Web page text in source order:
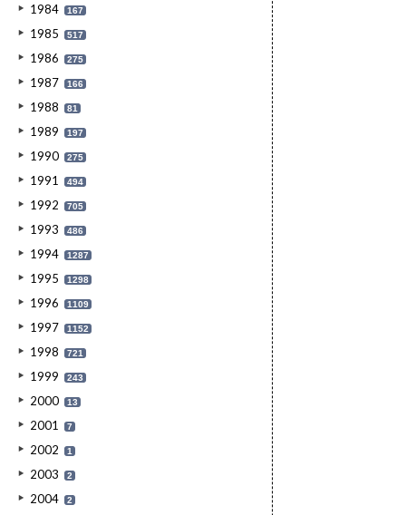
1984 167
1985 517
1986 275
1987 166
1988 81
1989 197
1990 275
1991 494
1992 705
1993 486
1994 1287
1995 1298
1996 1109
1997 1152
1998 721
1999 243
2000 13
2001 7
2002 1
2003 2
2004 2